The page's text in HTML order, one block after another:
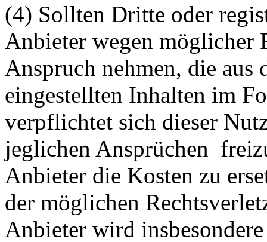
(4) Sollten Dritte oder
Anbieter wegen möglicher
Anspruch nehmen, die aus
eingestellten Inhalten im
verpflichtet sich dieser
jeglichen Ansprüchen
Anbieter die Kosten zu
der möglichen
Anbieter wird